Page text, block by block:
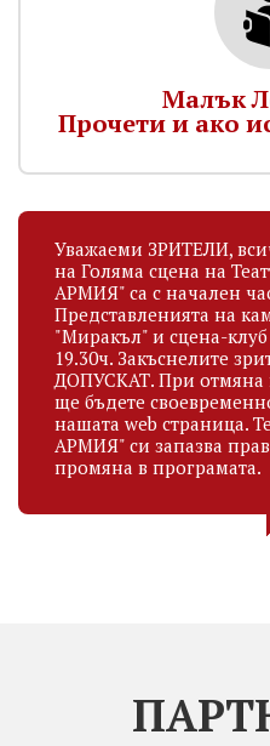
Малък
Прочети и ако
Уважаеми ЗРИТЕЛИ,
на Голяма сцена на
АРМИЯ" са с начален
Представленията на
"Миракъл" и сцена-
19.30ч. Закъснелите
ДОПУСКАТ. При отмяна
ще бъдете
нашата web страница.
АРМИЯ" си запазва
промяна в програмата.